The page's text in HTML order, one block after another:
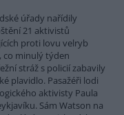
úřady nařídily
21 aktivistů
proti lovu velryb
co minulý týden
stráž s policií zabavily
plavidlo. Pasažéři lodi
aktivisty Paula
Sám Watson na